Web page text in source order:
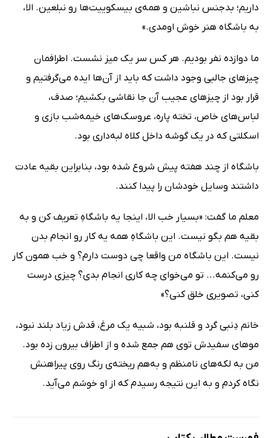
داریم؛ بدجنس نباشین و همه‌ی بیسکوییت‌ها رو نبلعین. الا،
به باشگاه هنر خوش اومدی.»
ما دوازده نفر بودیم. هر کس سر یک میز نشست. اطرافمان
چیزهای جالبی وجود داشت که باید از آن‌ها ایده می‌گرفتیم و
قرار بود از چیزهای عجیب آن جا نقاشی بکشیم؛ صدف،
لباس‌های خاص، تخته پاره، عروسک‌های خیمه‌شب بازی و
اسکلتی که در یک گوشه داخل کلاه لبه‌داری بود.
باشگاه از چند هفته پیش شروع شده بود، بنابراین بقیه عادت
داشتند وسایل خودشان را پیدا کنند.
معلم ما گفت: «بسیار خب الا، اینجا یه باشگاهِ تعریف کن و به
بقیه هم بگو نیست. این باشگاهِ همه یه کار رو انجام بدن
نیست. این باشگاه من واقعا چی دوست دارم؟ و خب همون کار
رو می‌کنمه... تو می‌خوای چه کاری انجام بدی؟ چیزی درست
کنی، تصویری خلق کنی؟»
خانم دِنبی گرد و قلنبه بود، شبیه یک مرغ، قدش زیاد بلند نبود،
موهای سفیدش توی هم جمع شده و از اطراف بیرون زده بود.
من به لکه‌های نامنظم و به‌هم ریخته‌ی رنگ روی پیراهنش
نگاه کردم و به این نتیجه رسیدم که از او خوشم می‌آید.